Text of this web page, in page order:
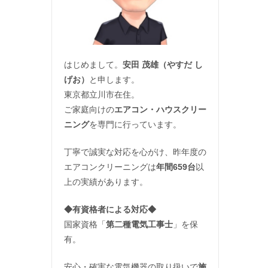
はじめまして。 安田 茂雄（やすだ し
げお）
と申します。
東京都立川市在住。
ご家庭向けのエアコン・ハウスクリー
ニングを専門に行っています。
丁寧で誠実な対応を心がけ、昨年度の
エアコンクリーニングは年間659台以
上の実績があります。
◆有資格者による対応◆
国家資格「第二種電気工事士 」を保
有。